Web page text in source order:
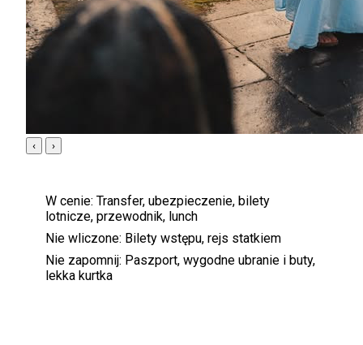
‹ ›
W cenie: Transfer, ubezpieczenie, bilety
lotnicze, przewodnik, lunch
Nie wliczone: Bilety wstępu, rejs statkiem
Nie zapomnij: Paszport, wygodne ubranie i buty,
lekka kurtka